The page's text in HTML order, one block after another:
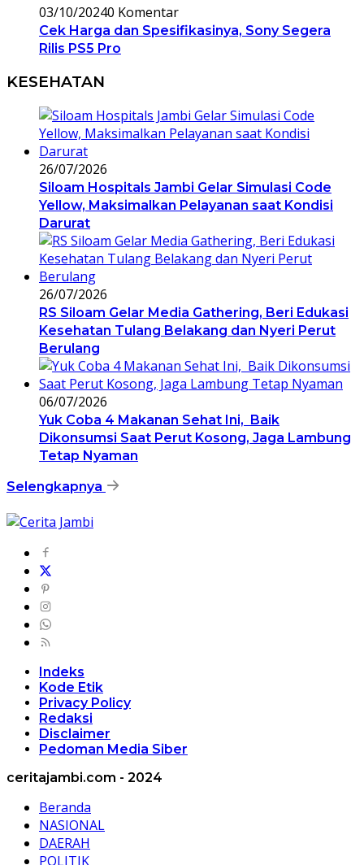
03/10/20240 Komentar
Cek Harga dan Spesifikasinya, Sony Segera
Rilis PS5 Pro
KESEHATAN
26/07/2026
Siloam Hospitals Jambi Gelar Simulasi Code
Yellow, Maksimalkan Pelayanan saat Kondisi
Darurat
26/07/2026
RS Siloam Gelar Media Gathering, Beri Edukasi
Kesehatan Tulang Belakang dan Nyeri Perut
Berulang
06/07/2026
Yuk Coba 4 Makanan Sehat Ini, Baik
Dikonsumsi Saat Perut Kosong, Jaga Lambung
Tetap Nyaman
Selengkapnya
Indeks
Kode Etik
Privacy Policy
Redaksi
Disclaimer
Pedoman Media Siber
ceritajambi.com - 2024
Beranda
NASIONAL
DAERAH
POLITIK